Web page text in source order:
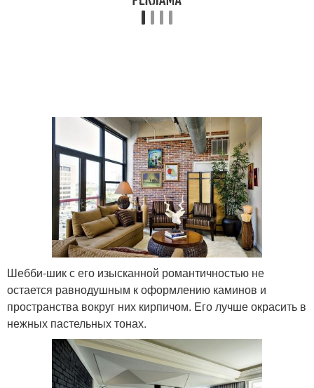
Шебби-шик с его изысканной романтичностью не
остается равнодушным к оформлению каминов и
пространства вокруг них кирпичом. Его лучше окрасить в
нежных пастельных тонах.